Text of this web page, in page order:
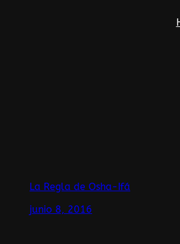
La Regla de Osha-Ifá
junio 8, 2016